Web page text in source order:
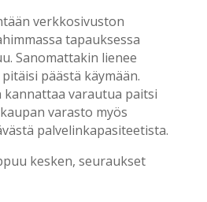
verkkosivuston
tapauksessa
Sanomattakin lienee
päästä käymään.
varautua paitsi
varasto myös
palvelinkapasiteetista.
kesken, seuraukset